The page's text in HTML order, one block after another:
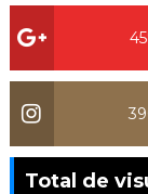
Total de